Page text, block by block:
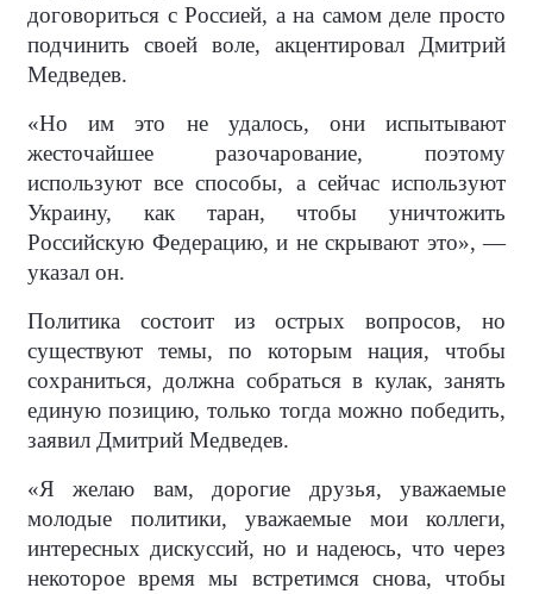
договориться с Россией, а на самом деле просто
подчинить своей воле, акцентировал Дмитрий
Медведев.
«Но им это не удалось, они испытывают
жесточайшее разочарование, поэтому
используют все способы, а сейчас используют
Украину, как таран, чтобы уничтожить
Российскую Федерацию, и не скрывают это», —
указал он.
Политика состоит из острых вопросов, но
существуют темы, по которым нация, чтобы
сохраниться, должна собраться в кулак, занять
единую позицию, только тогда можно победить,
заявил Дмитрий Медведев.
«Я желаю вам, дорогие друзья, уважаемые
молодые политики, уважаемые мои коллеги,
интересных дискуссий, но и надеюсь, что через
некоторое время мы встретимся снова, чтобы